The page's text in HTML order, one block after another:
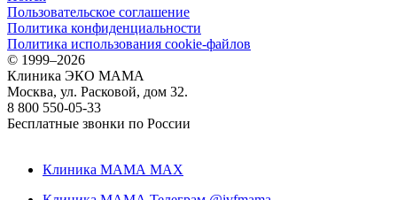
Пользовательское соглашение
Политика конфиденциальности
Политика использования cookie-файлов
© 1999–2026
Клиника ЭКО МАМА
Москва, ул. Расковой, дом 32.
8 800 550-05-33
Бесплатные звонки по России
Клиника МАМА MAX